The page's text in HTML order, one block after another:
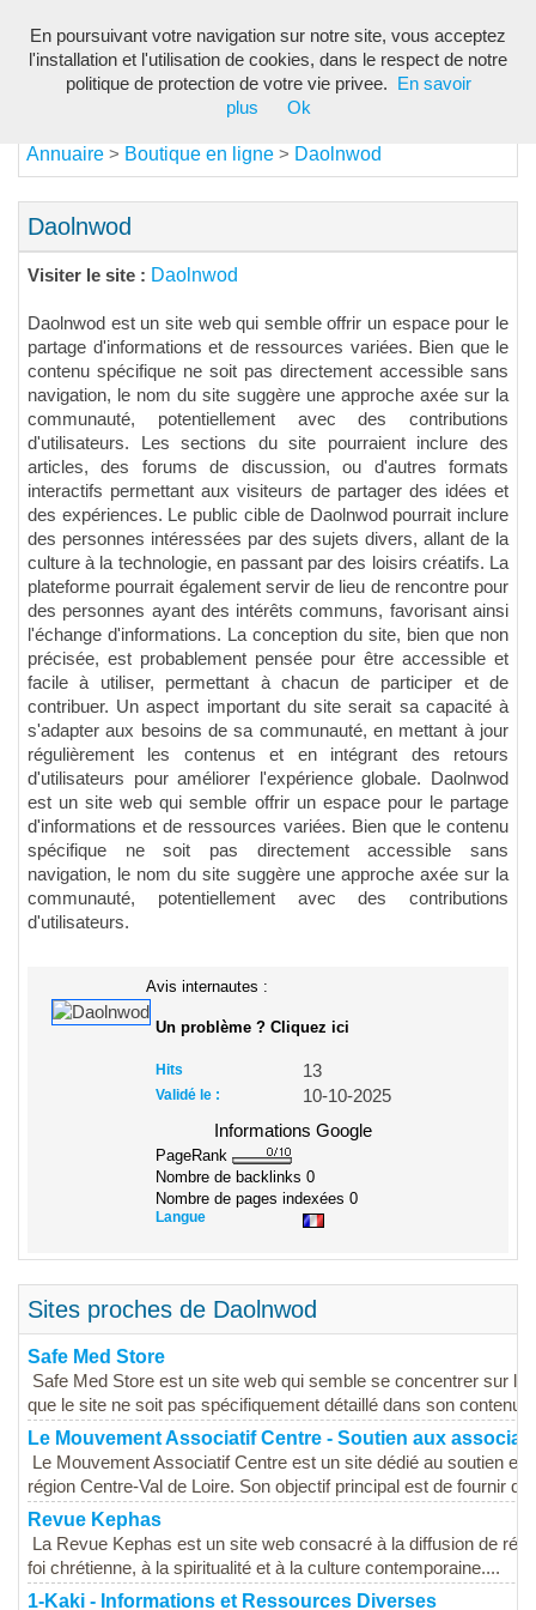
Annuaire > Boutique en ligne > Daolnwod
Daolnwod
Visiter le site : Daolnwod
Daolnwod est un site web qui semble offrir un espace pour le
partage d'informations et de ressources variées. Bien que le
contenu spécifique ne soit pas directement accessible sans
navigation, le nom du site suggère une approche axée sur la
communauté, potentiellement avec des contributions
d'utilisateurs. Les sections du site pourraient inclure des
articles, des forums de discussion, ou d'autres formats
interactifs permettant aux visiteurs de partager des idées et
des expériences. Le public cible de Daolnwod pourrait inclure
des personnes intéressées par des sujets divers, allant de la
culture à la technologie, en passant par des loisirs créatifs. La
plateforme pourrait également servir de lieu de rencontre pour
des personnes ayant des intérêts communs, favorisant ainsi
l'échange d'informations. La conception du site, bien que non
précisée, est probablement pensée pour être accessible et
facile à utiliser, permettant à chacun de participer et de
contribuer. Un aspect important du site serait sa capacité à
s'adapter aux besoins de sa communauté, en mettant à jour
régulièrement les contenus et en intégrant des retours
d'utilisateurs pour améliorer l'expérience globale. Daolnwod
est un site web qui semble offrir un espace pour le partage
d'informations et de ressources variées. Bien que le contenu
spécifique ne soit pas directement accessible sans
navigation, le nom du site suggère une approche axée sur la
communauté, potentiellement avec des contributions
d'utilisateurs.
Avis internautes :
Un problème ? Cliquez ici
Hits 13
Validé le :
10-10-2025
Informations Google
PageRank
Nombre de backlinks 0
Nombre de pages indexées 0
Langue
Sites proches de Daolnwod
Safe Med Store
Safe Med Store est un site web qui semble se concentrer sur
que le site ne soit pas spécifiquement détaillé dans son contenu,
Le Mouvement Associatif Centre - Soutien aux
Le Mouvement Associatif Centre est un site dédié au soutien
région Centre-Val de Loire. Son objectif principal est de fournir
Revue Kephas
La Revue Kephas est un site web consacré à la diffusion de
foi chrétienne, à la spiritualité et à la culture contemporaine....
1-Kaki - Informations et Ressources Diverses
En poursuivant votre navigation sur notre site, vous acceptez
l'installation et l'utilisation de cookies, dans le respect de notre
politique de protection de votre vie privee.
En savoir
plus
Ok